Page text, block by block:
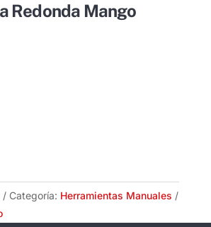
Redonda Mango
Categoría: Herramientas Manuales